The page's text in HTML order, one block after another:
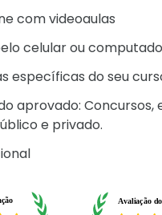
com videoaulas
celular ou
específicas do seu
aprovado: Concursos,
e privado.